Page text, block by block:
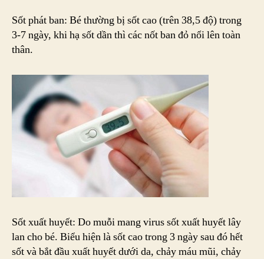
Sốt phát ban: Bé thường bị sốt cao (trên 38,5 độ) trong
3-7 ngày, khi hạ sốt dần thì các nốt ban đỏ nổi lên toàn
thân.
Sốt xuất huyết: Do muỗi mang virus sốt xuất huyết lây
lan cho bé. Biểu hiện là sốt cao trong 3 ngày sau đó hết
sốt và bắt đầu xuất huyết dưới da, chảy máu mũi, chảy